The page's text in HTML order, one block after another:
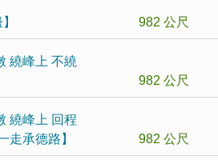
982 公尺
繞峰上 不繞
982 公尺
繞峰上 回程
走承德路】
982 公尺